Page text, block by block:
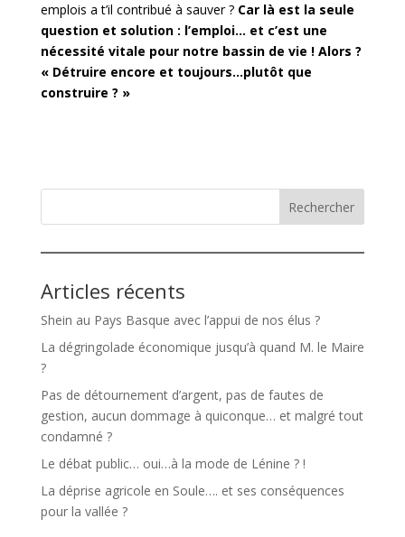
emplois a t’il contribué à sauver ? Car là est la seule
question et solution : l’emploi… et c’est une
nécessité vitale pour notre bassin de vie ! Alors ?
« Détruire encore et toujours…plutôt que
construire ? »
Rechercher
Articles récents
Shein au Pays Basque avec l’appui de nos élus ?
La dégringolade économique jusqu’à quand M. le Maire
?
Pas de détournement d’argent, pas de fautes de
gestion, aucun dommage à quiconque… et malgré tout
condamné ?
Le débat public… oui…à la mode de Lénine ? !
La déprise agricole en Soule…. et ses conséquences
pour la vallée ?